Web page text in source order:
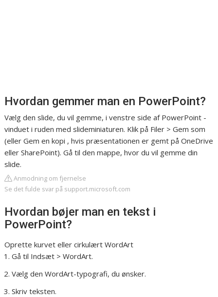
Hvordan gemmer man en PowerPoint?
Vælg den slide, du vil gemme, i venstre side af PowerPoint -
vinduet i ruden med slideminiaturen. Klik på Filer > Gem som
(eller Gem en kopi , hvis præsentationen er gemt på OneDrive
eller SharePoint). Gå til den mappe, hvor du vil gemme din
slide.
Anmodning om fjernelse
Se det fulde svar på support.microsoft.com
Hvordan bøjer man en tekst i
PowerPoint?
Oprette kurvet eller cirkulært WordArt
Gå til Indsæt > WordArt.
Vælg den WordArt-typografi, du ønsker.
Skriv teksten.